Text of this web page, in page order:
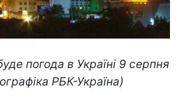
погода в Україні 9 серпня
РБК-Україна)